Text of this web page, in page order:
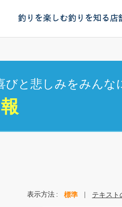
釣りを楽しむ釣りを知る店
と悲しみをみんな
表示方法 標準 テキスト